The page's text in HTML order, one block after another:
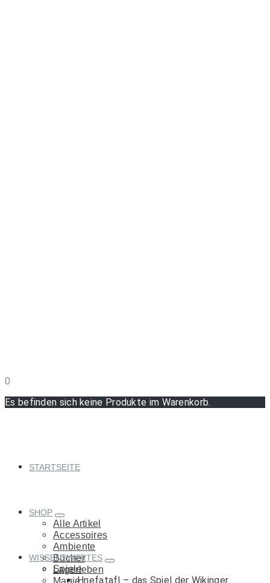
0
Es befinden sich keine Produkte im Warenkorb.
STARTSEITE
SHOP
Alle Artikel
Accessoires
Ambiente
Bücher
Lagerleben
Magie
WISSENSWERTES
Spiele
Hnefatafl – das Spiel der Wikinger